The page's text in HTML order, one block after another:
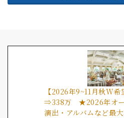
【2026年9~11月秋W
⇒338万 ★2026年オ
演出・アルバムなど最